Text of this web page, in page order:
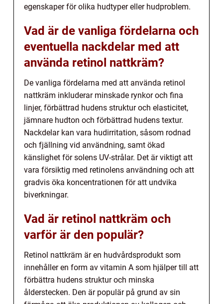
egenskaper för olika hudtyper eller hudproblem.
Vad är de vanliga fördelarna och
eventuella nackdelar med att
använda retinol nattkräm?
De vanliga fördelarna med att använda retinol
nattkräm inkluderar minskade rynkor och fina
linjer, förbättrad hudens struktur och elasticitet,
jämnare hudton och förbättrad hudens textur.
Nackdelar kan vara hudirritation, såsom rodnad
och fjällning vid användning, samt ökad
känslighet för solens UV-strålar. Det är viktigt att
vara försiktig med retinolens användning och att
gradvis öka koncentrationen för att undvika
biverkningar.
Vad är retinol nattkräm och
varför är den populär?
Retinol nattkräm är en hudvårdsprodukt som
innehåller en form av vitamin A som hjälper till att
förbättra hudens struktur och minska
ålderstecken. Den är populär på grund av sin